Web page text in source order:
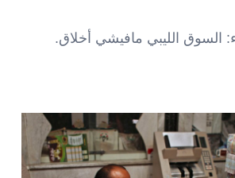
السوق الليبي مافيشي أخلاق.